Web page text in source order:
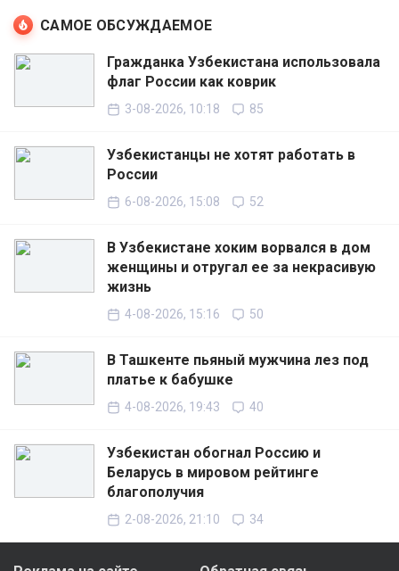
САМОЕ ОБСУЖДАЕМОЕ
Гражданка Узбекистана использовала
флаг России как коврик
3-08-2026, 10:18 85
Узбекистанцы не хотят работать в
России
6-08-2026, 15:08 52
В Узбекистане хоким ворвался в дом
женщины и отругал ее за некрасивую
жизнь
4-08-2026, 15:16 50
В Ташкенте пьяный мужчина лез под
платье к бабушке
4-08-2026, 19:43 40
Узбекистан обогнал Россию и
Беларусь в мировом рейтинге
благополучия
2-08-2026, 21:10 34